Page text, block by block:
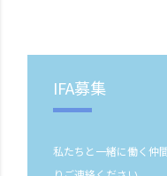
IFA募集
私たちと一緒に働く仲